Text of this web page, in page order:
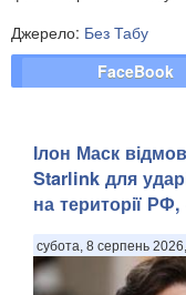
Джерело: Без Табу
FaceBook
Ілон Маск
Starlink для
на території РФ,
субота, 8 серпень